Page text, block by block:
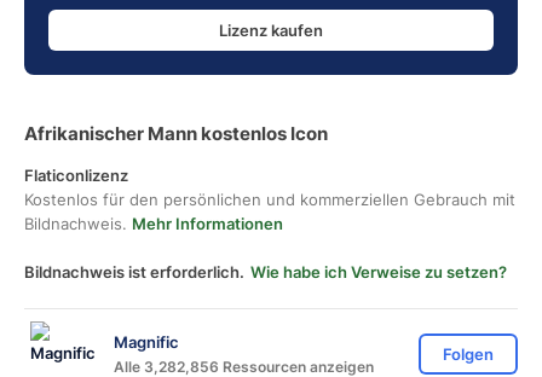
Lizenz kaufen
Afrikanischer Mann kostenlos Icon
Flaticonlizenz
Kostenlos für den persönlichen und kommerziellen Gebrauch mit
Bildnachweis. Mehr Informationen
Bildnachweis ist erforderlich. Wie habe ich Verweise zu setzen?
Magnific
Alle 3,282,856 Ressourcen anzeigen
Folgen